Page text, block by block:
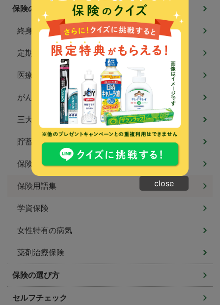
保険のしくみ
終身保険
定期保険
医療保険
がん保険
三大疾病保険・特定疾病保険
貯蓄型保険
保険の特約
保険用語集
学資保険
女性特有の病気
薬剤治療保険
保険の選び方
セルフチェック
close